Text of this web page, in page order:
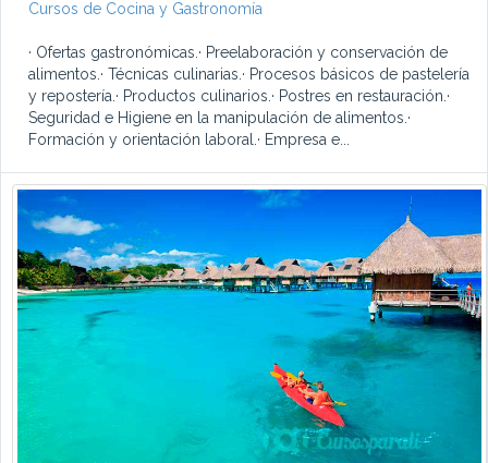
Cursos de Cocina y Gastronomía
· Ofertas gastronómicas.· Preelaboración y conservación de
alimentos.· Técnicas culinarias.· Procesos básicos de pastelería
y repostería.· Productos culinarios.· Postres en restauración.·
Seguridad e Higiene en la manipulación de alimentos.·
Formación y orientación laboral.· Empresa e...